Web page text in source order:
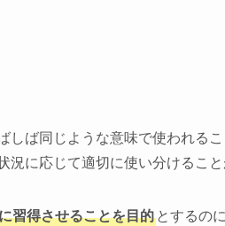
しば同じような意味で使われる
に応じて適切に使い分けること
習得させることを目的とするの